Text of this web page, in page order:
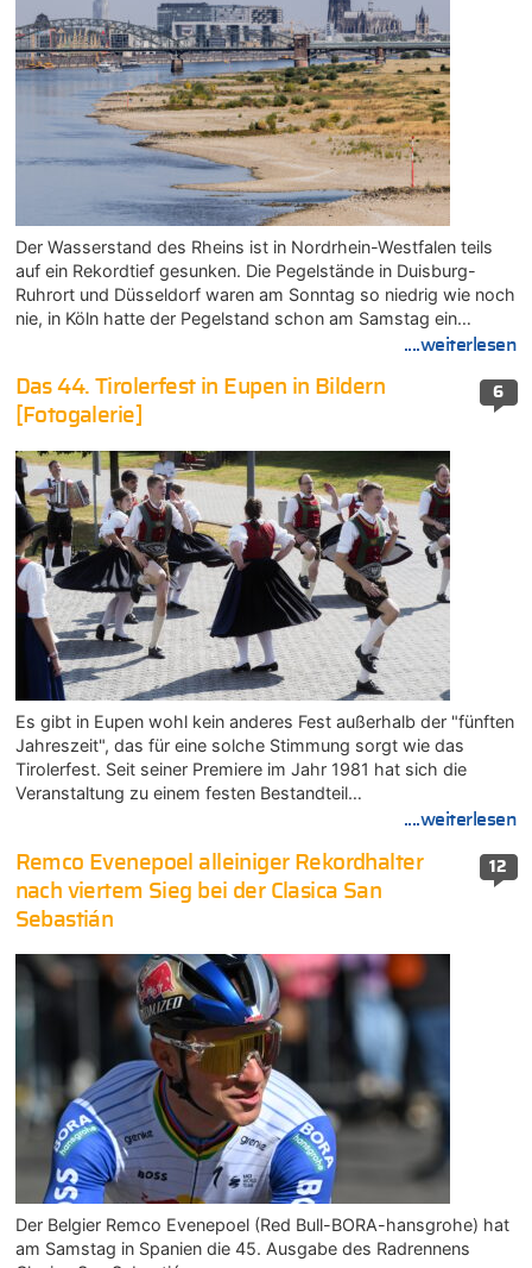
Der Wasserstand des Rheins ist in Nordrhein-Westfalen teils
auf ein Rekordtief gesunken. Die Pegelstände in Duisburg-
Ruhrort und Düsseldorf waren am Sonntag so niedrig wie noch
nie, in Köln hatte der Pegelstand schon am Samstag ein…
....weiterlesen
6
Das 44. Tirolerfest in Eupen in Bildern
[Fotogalerie]
Es gibt in Eupen wohl kein anderes Fest außerhalb der "fünften
Jahreszeit", das für eine solche Stimmung sorgt wie das
Tirolerfest. Seit seiner Premiere im Jahr 1981 hat sich die
Veranstaltung zu einem festen Bestandteil…
....weiterlesen
12
Remco Evenepoel alleiniger Rekordhalter
nach viertem Sieg bei der Clasica San
Sebastián
Der Belgier Remco Evenepoel (Red Bull-BORA-hansgrohe) hat
am Samstag in Spanien die 45. Ausgabe des Radrennens